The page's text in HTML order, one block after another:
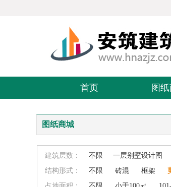
首页 图
图纸商城
建筑层数： 不限 一层别墅设计图
结构形式：
不限 砖混 框架